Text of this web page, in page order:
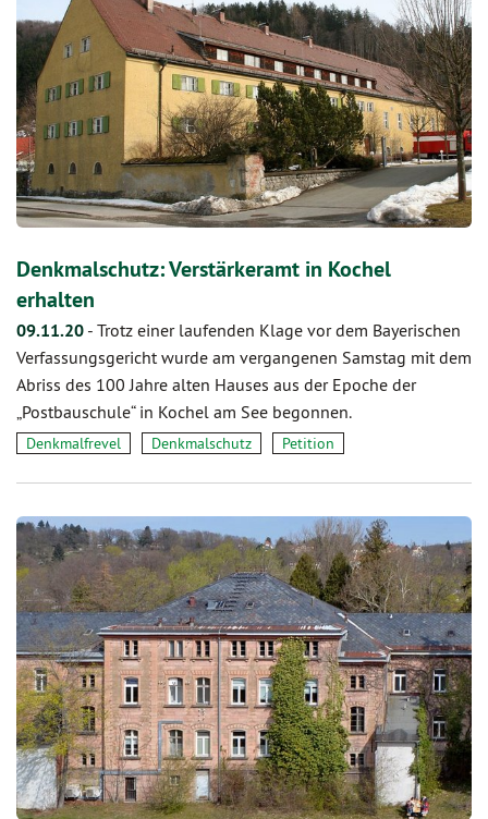
Denkmalschutz: Verstärkeramt in Kochel
erhalten
09.11.20 - Trotz einer laufenden Klage vor dem Bayerischen
Verfassungsgericht wurde am vergangenen Samstag mit dem
Abriss des 100 Jahre alten Hauses aus der Epoche der
„Postbauschule“ in Kochel am See begonnen.
Denkmalfrevel Denkmalschutz Petition